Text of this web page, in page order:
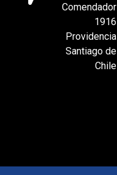
Comendador
1916
Providencia
Santiago de
Chile